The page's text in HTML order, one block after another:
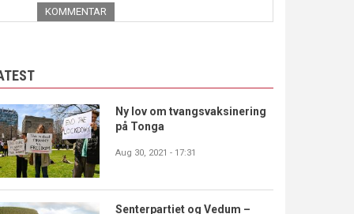
KOMMENTAR
Ny lov om tvangsvaksinering
på Tonga
Aug 30, 2021 - 17:31
Senterpartiet og Vedum –